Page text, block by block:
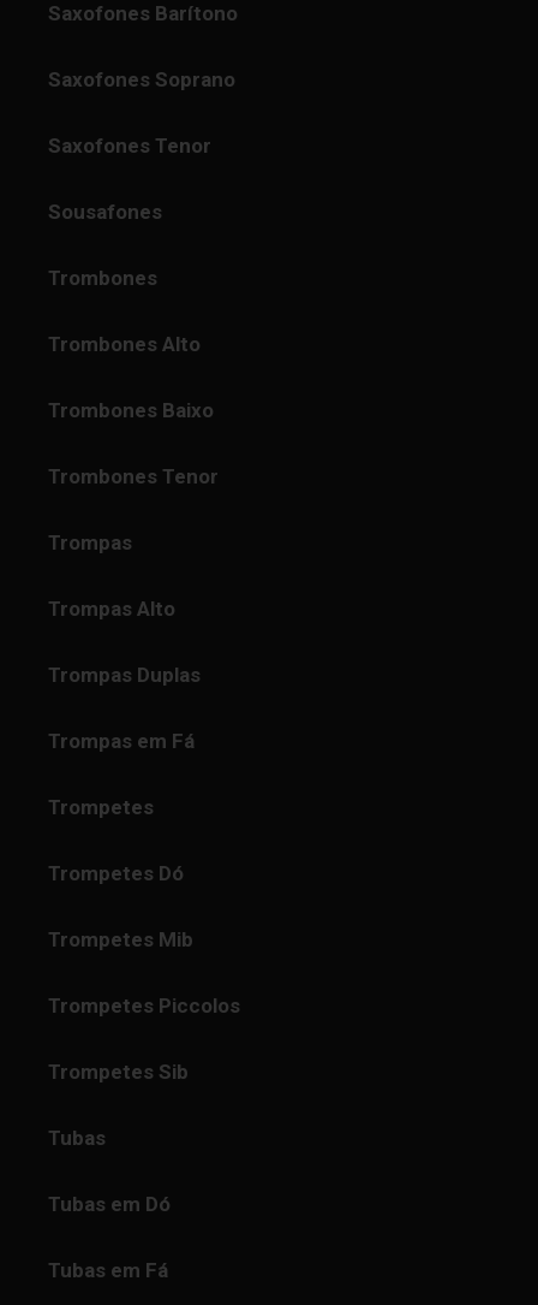
Saxofones Barítono
Saxofones Soprano
Saxofones Tenor
Sousafones
Trombones
Trombones Alto
Trombones Baixo
Trombones Tenor
Trompas
Trompas Alto
Trompas Duplas
Trompas em Fá
Trompetes
Trompetes Dó
Trompetes Mib
Trompetes Piccolos
Trompetes Sib
Tubas
Tubas em Dó
Tubas em Fá